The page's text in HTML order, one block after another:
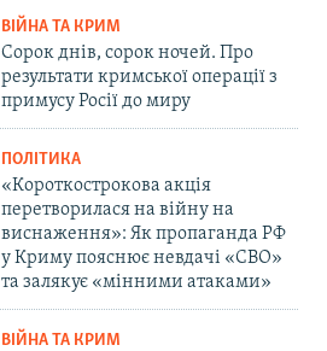
ВІЙНА ТА КРИМ
Сорок днів, сорок ночей. Про
результати кримської операції з
примусу Росії до миру
ПОЛІТИКА
«Короткострокова акція
перетворилася на війну на
виснаження»: Як пропаганда РФ
у Криму пояснює невдачі «СВО»
та залякує «мінними атаками»
ВІЙНА ТА КРИМ